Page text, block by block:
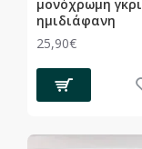
μονόχρωμη γκρι
ημιδιάφανη
25,90€